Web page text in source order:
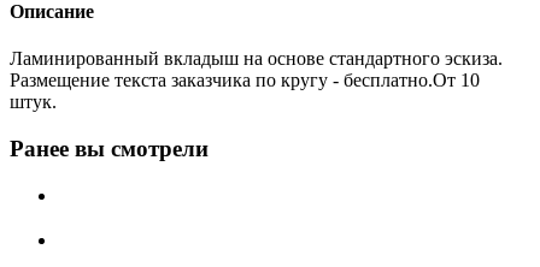
Описание
Ламинированный вкладыш на основе стандартного эскиза.
Размещение текста заказчика по кругу - бесплатно.От 10
штук.
Ранее вы смотрели